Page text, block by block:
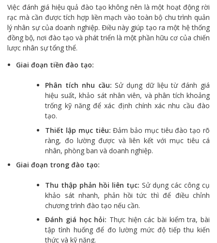
Việc đánh giá hiệu quả đào tạo không nên là một hoạt động rời
rạc mà cần được tích hợp liền mạch vào toàn bộ chu trình quản
lý nhân sự của doanh nghiệp. Điều này giúp tạo ra một hệ thống
đồng bộ, nơi đào tạo và phát triển là một phần hữu cơ của chiến
lược nhân sự tổng thể.
Giai đoạn tiền đào tạo:
Phân tích nhu cầu: Sử dụng dữ liệu từ đánh giá
hiệu suất, khảo sát nhân viên, và phân tích khoảng
trống kỹ năng để xác định chính xác nhu cầu đào
tạo.
Thiết lập mục tiêu: Đảm bảo mục tiêu đào tạo rõ
ràng, đo lường được và liên kết với mục tiêu cá
nhân, phòng ban và doanh nghiệp.
Giai đoạn trong đào tạo:
Thu thập phản hồi liên tục: Sử dụng các công cụ
khảo sát nhanh, phản hồi tức thì để điều chỉnh
chương trình đào tạo nếu cần.
Đánh giá học hỏi: Thực hiện các bài kiểm tra, bài
tập tình huống để đo lường mức độ tiếp thu kiến
thức và kỹ năng.